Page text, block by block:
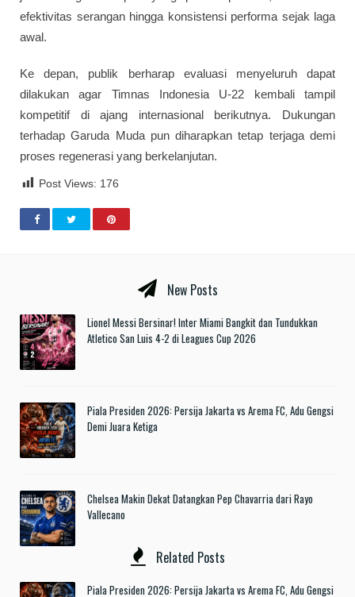
efektivitas serangan hingga konsistensi performa sejak laga
awal.
Ke depan, publik berharap evaluasi menyeluruh dapat
dilakukan agar Timnas Indonesia U-22 kembali tampil
kompetitif di ajang internasional berikutnya. Dukungan
terhadap Garuda Muda pun diharapkan tetap terjaga demi
proses regenerasi yang berkelanjutan.
Post Views: 176
New Posts
Lionel Messi Bersinar! Inter Miami Bangkit dan Tundukkan
Atletico San Luis 4-2 di Leagues Cup 2026
Piala Presiden 2026: Persija Jakarta vs Arema FC, Adu Gengsi
Demi Juara Ketiga
Chelsea Makin Dekat Datangkan Pep Chavarria dari Rayo
Vallecano
Related Posts
Piala Presiden 2026: Persija Jakarta vs Arema FC, Adu Gengsi